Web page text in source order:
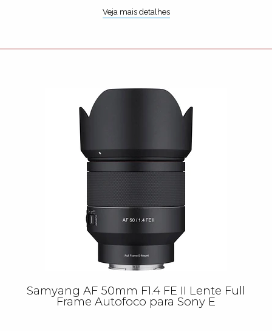
Veja mais detalhes
Samyang AF 50mm F1.4 FE II Lente Full
Frame Autofoco para Sony E